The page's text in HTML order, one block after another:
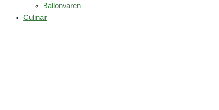
Ballonvaren
Culinair